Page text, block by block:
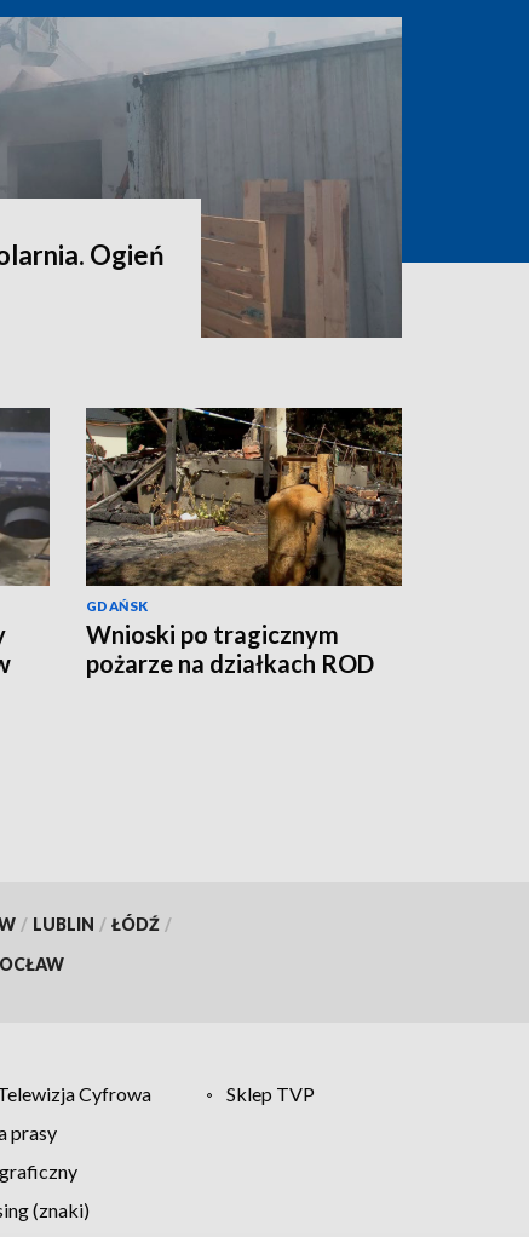
Ogień
GDAŃSK
Wnioski po tragicznym
pożarze na działkach ROD
/ LUBLIN / ŁÓDŹ /
Cyfrowa
Sklep TVP
prasy
(znaki)